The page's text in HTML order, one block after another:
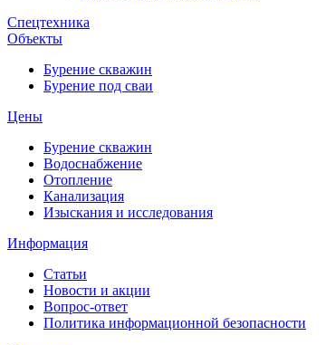
Спецтехника
Объекты
Бурение скважин
Бурение под сваи
Цены
Бурение скважин
Водоснабжение
Отопление
Канализация
Изыскания и исследования
Информация
Статьи
Новости и акции
Вопрос-ответ
Политика информационной безопасности